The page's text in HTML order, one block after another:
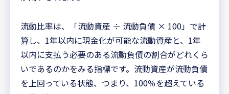
流動比率は、「流動資産 ÷ 流動負債 × 100」で計
算し、1年以内に現金化が可能な流動資産と、1年
以内に支払う必要のある流動負債の割合がどれくら
いであるのかをみる指標です。流動資産が流動負債
を上回っている状態、つまり、100％を超えている